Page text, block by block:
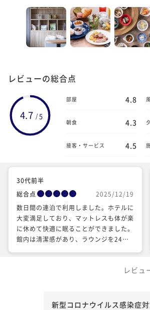
レビューの総合点
4.7 /5
部屋 4.8
朝食 4.3
接客・サービス 4.5
30代前半
総合点
2025/12/19
数日間の連泊で利用しました。ホテルに
大変満足しており、マットレスも体が楽
に休めて快適に眠ることができました。
館内は清潔感があり、ラウンジを24時
気にならなかった点も良かったです。
こえる時間がありましたが、ホテルの方
レビュ
新型コロナウイルス感染症